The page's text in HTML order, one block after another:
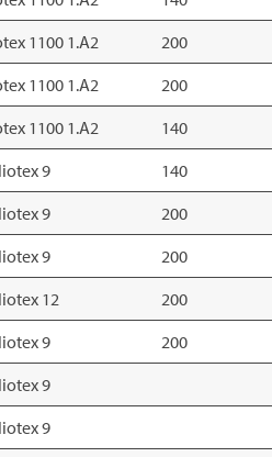
1100 1.A2 200
1100 1.A2 200
1100 1.A2 140
9 140
9 200
9 200
12 200
9 200
9
9